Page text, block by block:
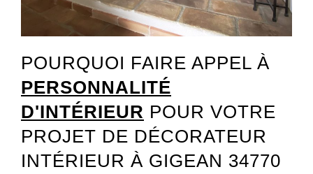
POURQUOI FAIRE APPEL À
PERSONNALITÉ
D'INTÉRIEUR POUR VOTRE
PROJET DE DÉCORATEUR
INTÉRIEUR À GIGEAN 34770